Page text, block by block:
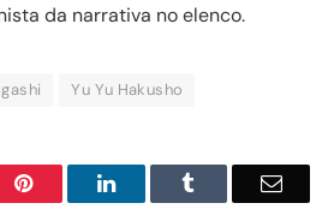
da narrativa no elenco.
Yu Yu Hakusho
Pinterest LinkedIn Email